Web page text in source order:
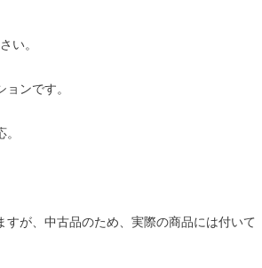
い。
ンです。
が、中古品のため、実際の商品には付いて